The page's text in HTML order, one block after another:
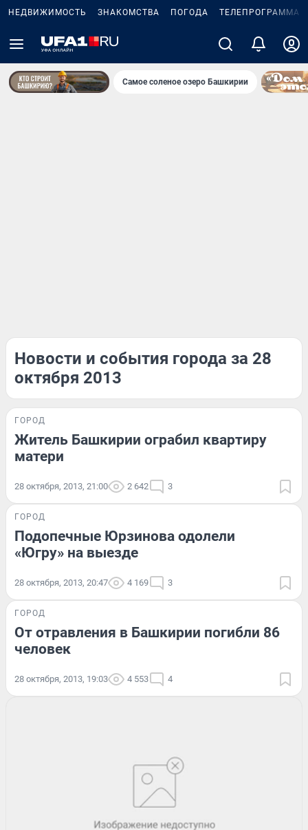
НЕДВИЖИМОСТЬ ЗНАКОМСТВА ПОГОДА ТЕЛЕПРОГРАММА
Самое соленое озеро Башкирии
Новости и события города за 28
октября 2013
ГОРОД
Житель Башкирии ограбил квартиру
матери
28 октября, 2013, 21:00 2 642 3
ГОРОД
Подопечные Юрзинова одолели
«Югру» на выезде
28 октября, 2013, 20:47 4 169 3
ГОРОД
От отравления в Башкирии погибли 86
человек
28 октября, 2013, 19:03 4 553 4